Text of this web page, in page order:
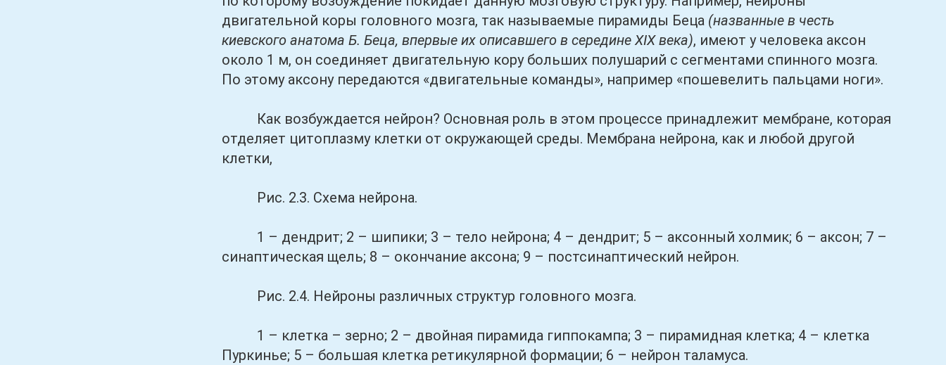
двигательной коры головного мозга, так называемые пирамиды Беца (названные в честь
киевского анатома Б. Беца, впервые их описавшего в середине XIX века), имеют у человека аксон
около 1 м, он соединяет двигательную кору больших полушарий с сегментами спинного мозга.
По этому аксону передаются «двигательные команды», например «пошевелить пальцами ноги».
Как возбуждается нейрон? Основная роль в этом процессе принадлежит мембране, которая
отделяет цитоплазму клетки от окружающей среды. Мембрана нейрона, как и любой другой
клетки,
Рис. 2.3. Схема нейрона.
1 – дендрит; 2 – шипики; 3 – тело нейрона; 4 – дендрит; 5 – аксонный холмик; 6 – аксон; 7 –
синаптическая щель; 8 – окончание аксона; 9 – постсинаптический нейрон.
Рис. 2.4. Нейроны различных структур головного мозга.
1 – клетка – зерно; 2 – двойная пирамида гиппокампа; 3 – пирамидная клетка; 4 – клетка
Пуркинье; 5 – большая клетка ретикулярной формации; 6 – нейрон таламуса.